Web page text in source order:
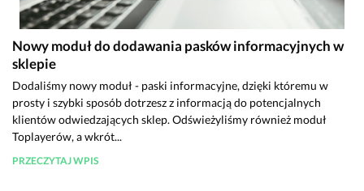
Nowy moduł do dodawania pasków informacyjnych w
sklepie
Dodaliśmy nowy moduł - paski informacyjne, dzięki któremu w
prosty i szybki sposób dotrzesz z informacją do potencjalnych
klientów odwiedzających sklep. Odświeżyliśmy również moduł
Toplayerów, a wkrót...
PRZECZYTAJ WPIS